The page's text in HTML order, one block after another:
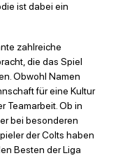
ist dabei ein
zahlreiche
die das Spiel
Obwohl Namen
für eine Kultur
Teamarbeit. Ob in
bei besonderen
der Colts haben
Besten der Liga